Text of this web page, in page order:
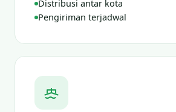
Distribusi antar kota
Pengiriman terjadwal